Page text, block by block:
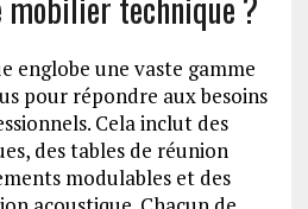
englobe une vaste gamme
pour répondre aux besoins
Cela inclut des
des tables de réunion
modulables et des